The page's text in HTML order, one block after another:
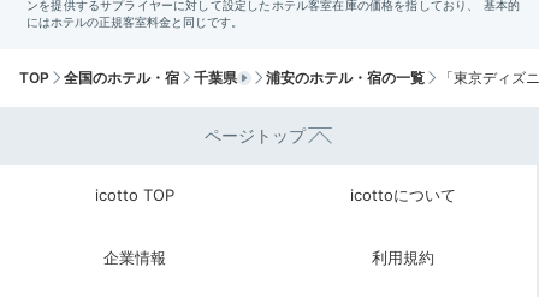
Check-out
12:00 宿を出発
笑顔でチェックアウト
お土産選びも楽しい♩
TOP 全国のホテル・宿 千葉県 浦安のホテル・宿の一覧 「東京ディズ
ページトップ
icotto TOP icottoについて
企業情報 利用規約